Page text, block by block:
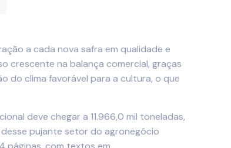
a cada nova safra em qualidade e
crescente na balança comercial, graças
do clima favorável para a cultura, o que
deve chegar a 11.966,0 mil toneladas,
pujante setor do agronegócio